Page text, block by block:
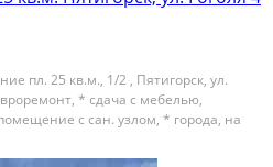
пл. 25 кв.м., 1/2 , Пятигорск, ул.
* сдача с мебелью,
с сан. узлом, * города, на
площадь размещения рекламы,
недалеко...